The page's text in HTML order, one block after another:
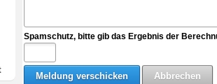
Spamschutz, bitte gib das Ergebnis der